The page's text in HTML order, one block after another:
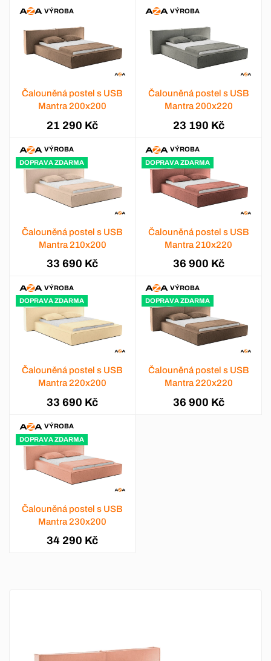
VÝROBA
Čalouněná postel s USB
Mantra 200x200
21 290 Kč
VÝROBA
Čalouněná postel s USB
Mantra 200x220
23 190 Kč
VÝROBA
DOPRAVA ZDARMA
Čalouněná postel s USB
Mantra 210x200
33 690 Kč
VÝROBA
DOPRAVA ZDARMA
Čalouněná postel s USB
Mantra 210x220
36 900 Kč
VÝROBA
DOPRAVA ZDARMA
Čalouněná postel s USB
Mantra 220x200
33 690 Kč
VÝROBA
DOPRAVA ZDARMA
Čalouněná postel s USB
Mantra 220x220
36 900 Kč
VÝROBA
DOPRAVA ZDARMA
Čalouněná postel s USB
Mantra 230x200
34 290 Kč